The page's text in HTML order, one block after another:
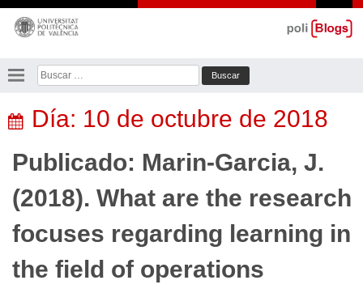
Saltar
contenido
Buscar:
Día: 10 de octubre de 2018
Publicado: Marin-Garcia, J.
(2018). What are the research
focuses regarding learning in
the field of operations